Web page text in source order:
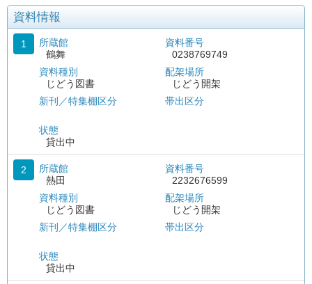
資料情報
1
所蔵館
鶴舞
資料種別
じどう図書
新刊／特集棚区分
状態
貸出中
資料番号
0238769749
配架場所
じどう開架
帯出区分
2
所蔵館
熱田
資料種別
じどう図書
新刊／特集棚区分
状態
貸出中
資料番号
2232676599
配架場所
じどう開架
帯出区分